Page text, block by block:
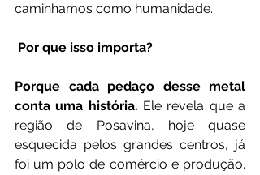
caminhamos como humanidade.
Por que isso importa?
Porque cada pedaço desse metal
conta uma história. Ele revela que a
região de Posavina, hoje quase
esquecida pelos grandes centros, já
foi um polo de comércio e produção.